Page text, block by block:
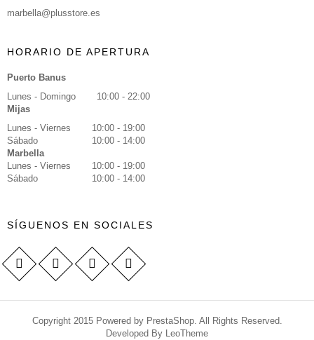
marbella@plusstore.es
HORARIO DE APERTURA
Puerto Banus
Lunes - Domingo
10:00 - 22:00
Mijas
Lunes - Viernes
10:00 - 19:00
Sábado
10:00 - 14:00
Marbella
Lunes - Viernes
10:00 - 19:00
Sábado
10:00 - 14:00
SÍGUENOS EN SOCIALES
Copyright 2015 Powered by PrestaShop. All Rights Reserved.
Developed By LeoTheme